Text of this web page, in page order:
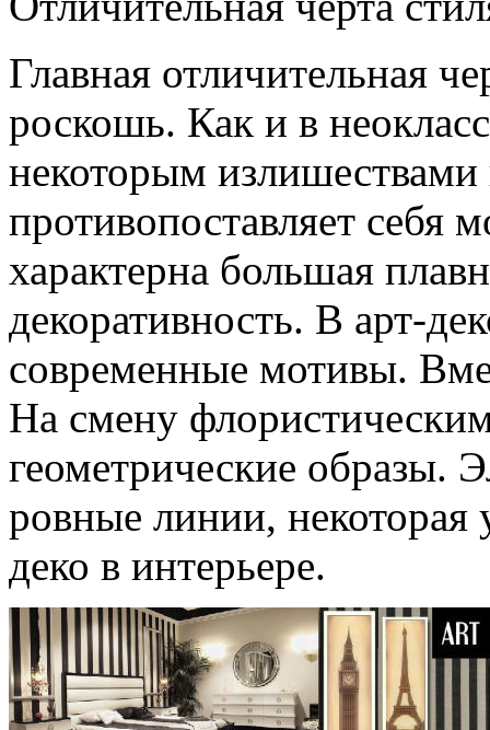
Главная отличительная
роскошь. Как и в
некоторым
противопоставляет себя
характерна большая
декоративность. В арт-
современные мотивы.
На смену
геометрические образы.
ровные линии, некоторая
деко в интерьере.